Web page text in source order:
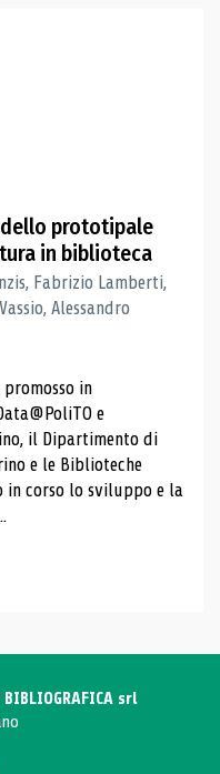
prototipale
in biblioteca
Fabrizio Lamberti,
Alessandro
in
e
il Dipartimento di
e le Biblioteche
in corso lo sviluppo e la
srl